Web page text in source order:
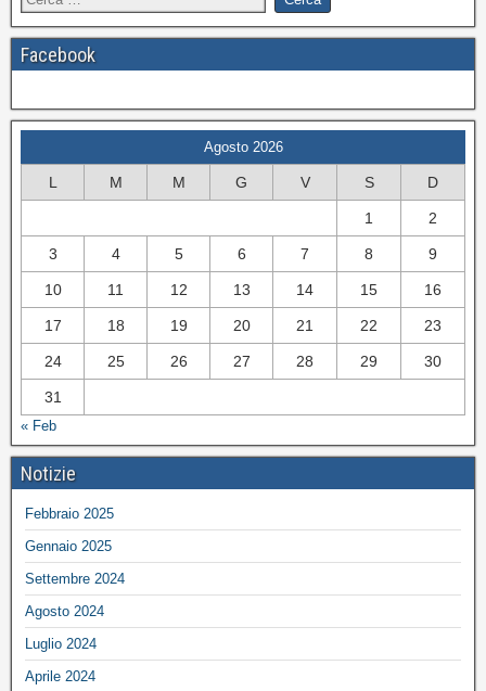
Facebook
Agosto 2026
L M M G V S D
1 2
3 4 5 6 7 8 9
10 11 12 13 14 15 16
17 18 19 20 21 22 23
24 25 26 27 28 29 30
31
« Feb
Notizie
Febbraio 2025
Gennaio 2025
Settembre 2024
Agosto 2024
Luglio 2024
Aprile 2024